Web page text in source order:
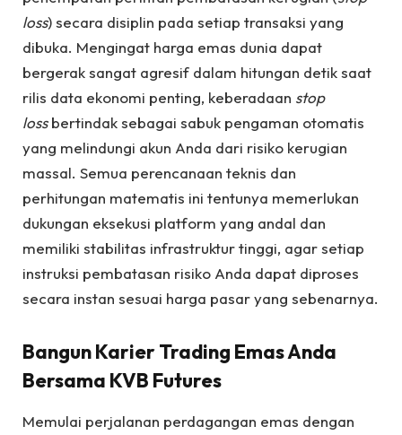
loss) secara disiplin pada setiap transaksi yang
dibuka. Mengingat harga emas dunia dapat
bergerak sangat agresif dalam hitungan detik saat
rilis data ekonomi penting, keberadaan stop
lossbertindak sebagai sabuk pengaman otomatis
yang melindungi akun Anda dari risiko kerugian
massal. Semua perencanaan teknis dan
perhitungan matematis ini tentunya memerlukan
dukungan eksekusi platform yang andal dan
memiliki stabilitas infrastruktur tinggi, agar setiap
instruksi pembatasan risiko Anda dapat diproses
secara instan sesuai harga pasar yang sebenarnya.
Bangun Karier Trading Emas Anda
Bersama KVB Futures
Memulai perjalanan perdagangan emas dengan